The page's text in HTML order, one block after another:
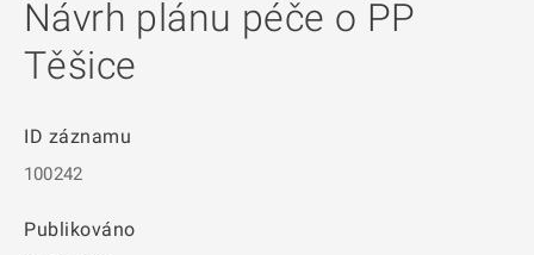
Návrh plánu péče o PP
Těšice
ID záznamu
100242
Publikováno